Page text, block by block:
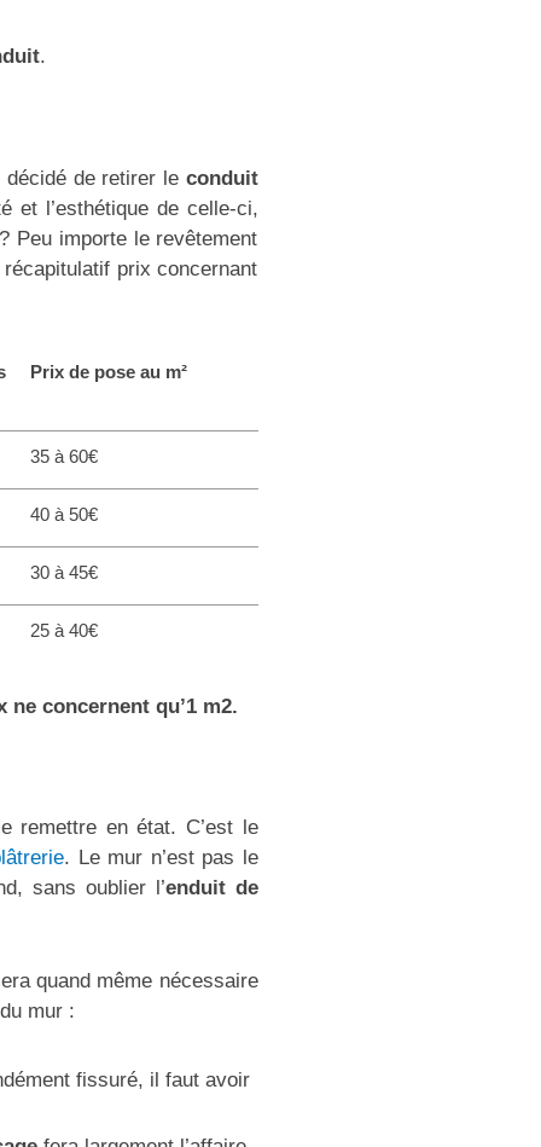
.
de retirer le conduit
et l’esthétique de celle-ci,
Peu importe le revêtement
prix concernant
Prix de pose au m²
35 à 60€
40 à 50€
30 à 45€
25 à 40€
ne concernent qu’1 m2.
remettre en état. C’est le
. Le mur n’est pas le
sans oublier l’enduit de
quand même nécessaire
mur :
fissuré, il faut avoir